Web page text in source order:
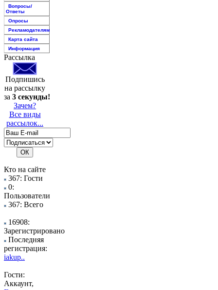
Вопросы/
Ответы
Опросы
Рекламодателям
Карта сайта
Информация
Рассылка
Подпишись
на рассылку
за 3 секунды!
Зачем?
Все виды
рассылок...
Кто на сайте
367: Гости
0:
Пользователи
367: Всего
16908:
Зарегистрировано
Последняя
регистрация:
iakup..
Гости:
Аккаунт,